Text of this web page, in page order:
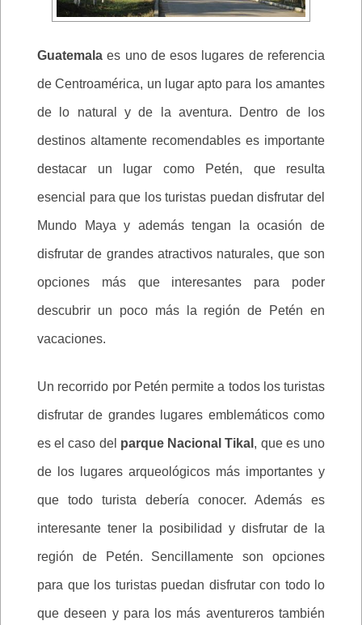
Guatemalaes uno de esos lugares de referencia
de Centroamérica, un lugar apto para los amantes
de lo natural y de la aventura. Dentro de los
destinos altamente recomendables es importante
destacar un lugar como Petén, que resulta
esencial para que los turistas puedan disfrutar del
Mundo Maya y además tengan la ocasión de
disfrutar de grandes atractivos naturales, que son
opciones más que interesantes para poder
descubrir un poco más la región de Petén en
vacaciones.
Un recorrido por Petén permite a todos los turistas
disfrutar de grandes lugares emblemáticos como
es el caso del parque Nacional Tikal , que es uno
de los lugares arqueológicos más importantes y
que todo turista debería conocer. Además es
interesante tener la posibilidad y disfrutar de la
región de Petén. Sencillamente son opciones
para que los turistas puedan disfrutar con todo lo
que deseen y para los más aventureros también